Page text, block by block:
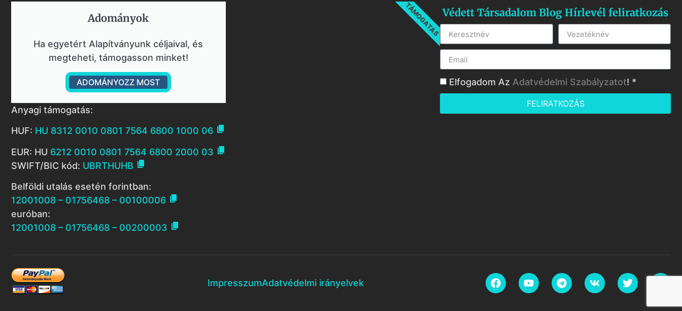
Adományok​
Ha egyetért Alapítványunk céljaival, és
megteheti, támogasson minket!
ADOMÁNYOZZ MOST
TÁMOGATÁS
Anyagi támogatás:
HUF: HU 8312 0010 0801 7564 6800 1000 06 
EUR: HU 6212 0010 0801 7564 6800 2000 03 
SWIFT/BIC kód: UBRTHUHB 
Belföldi utalás esetén forintban:
12001008 – 01756468 – 00100006 
euróban:
12001008 – 01756468 – 00200003 
Védett Társadalom Blog Hírlevél feliratkozás
Elfogadom Az Adatvédelmi Szabályzatot! *
FELIRATKOZÁS
ImpresszumAdatvédelmi irányelvek